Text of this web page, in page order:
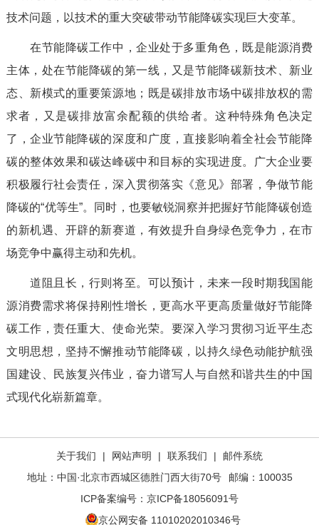
技术问题，以技术的重大突破带动节能降碳实现巨大变革。
在节能降碳工作中，企业处于多重角色，既是能源消费
主体，处在节能降碳的第一线，又是节能降碳新技术、新业
态、新模式的重要策源地；既是碳排放市场中碳排放权的需
求者，又是碳排放富余配额的供给者。这种特殊角色决定
了，企业节能降碳的深度和广度，直接影响着全社会节能降
碳的整体效果和碳达峰碳中和目标的实现进度。广大企业要
积极履行社会责任，深入贯彻落实《意见》部署，争做节能
降碳的“优等生”。同时，也要敏锐洞察并把握好节能降碳创造
的新机遇、开辟的新赛道，有效提升自身绿色竞争力，在市
场竞争中赢得主动和先机。
道阻且长，行则将至。可以预计，未来一段时期我国能
源消费需求将保持刚性增长，更高水平更高质量做好节能降
碳工作，责任重大、使命光荣。要深入学习贯彻习近平生态
文明思想，坚持不懈推动节能降碳，以持久绿色动能护航强
国建设、民族复兴伟业，奋力谱写人与自然和谐共生的中国
式现代化崭新篇章。
关于我们 | 网站声明 | 联系我们 |
邮件系统
地址：中国·北京市西城区德胜门西大街70号
邮编：100035
ICP备案编号： 京ICP备18056091号
京公网安备 11010202010346号